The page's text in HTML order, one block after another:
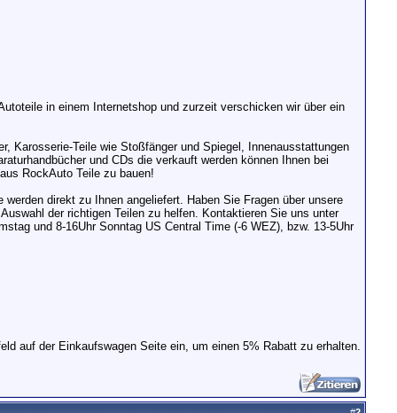
in einem Internetshop und zurzeit verschicken wir über ein
Karosserie-Teile wie Stoßfänger und Spiegel, Innenausstattungen
und CDs die verkauft werden können Ihnen bei
RockAuto Teile zu bauen!
werden direkt zu Ihnen angeliefert. Haben Sie Fragen über unsere
der richtigen Teilen zu helfen. Kontaktieren Sie uns unter
und 8-16Uhr Sonntag US Central Time (-6 WEZ), bzw. 13-5Uhr
auf der Einkaufswagen Seite ein, um einen 5% Rabatt zu erhalten.